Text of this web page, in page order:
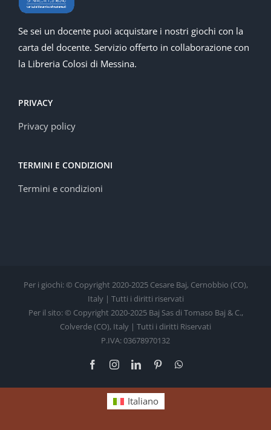
Se sei un docente puoi acquistare i nostri giochi con la
carta del docente. Servizio offerto in collaborazione con
la Libreria Colosi di Messina.
PRIVACY
Privacy policy
TERMINI E CONDIZIONI
Termini e condizioni
Per i giochi: © Copyright 2020-2025 Cesare Baj, Cernobbio (CO),
Italy | Tutti i diritti riservati
Per il sito: © Copyright 2020-2025 Baj Sas di Tomaso Baj & C.,
Colverde (CO), Italy | Tutti i diritti Riservati
P.IVA: 03678970132
FacebookInstagramLinkedInPinterest
Italiano